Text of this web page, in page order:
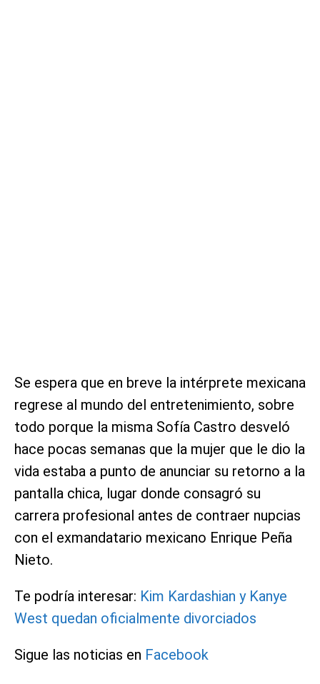
Se espera que en breve la intérprete mexicana
regrese al mundo del entretenimiento, sobre
todo porque la misma Sofía Castro desveló
hace pocas semanas que la mujer que le dio la
vida estaba a punto de anunciar su retorno a la
pantalla chica, lugar donde consagró su
carrera profesional antes de contraer nupcias
con el exmandatario mexicano Enrique Peña
Nieto.
Te podría interesar: Kim Kardashian y Kanye
West quedan oficialmente divorciados
Sigue las noticias en Facebook